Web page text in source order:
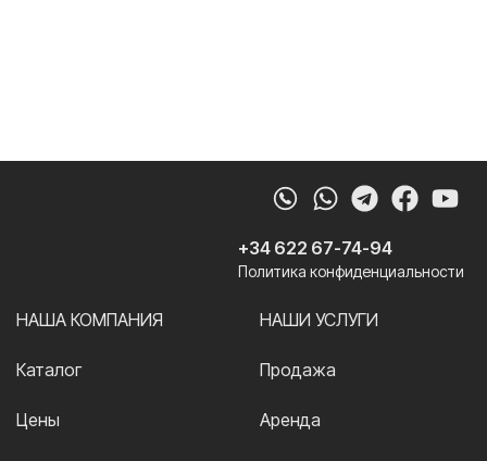
Whatsapp
Telegram
+34 622 67-74-94
Политика конфиденциальности
НАША КОМПАНИЯ
Каталог
Цены
НАШИ УСЛУГИ
Продажа
Аренда